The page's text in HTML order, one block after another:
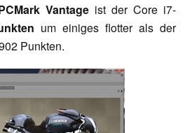
Vantage ist der Core i7-
um einiges flotter als der
Punkten.